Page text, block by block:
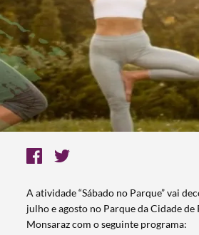
A atividade “Sábado no Parque” vai
julho e agosto no Parque da Cidade de
Monsaraz com o seguinte programa: